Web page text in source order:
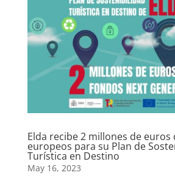
Elda recibe 2 millones de euros
europeos para su Plan de
Turística en Destino
May 16, 2023